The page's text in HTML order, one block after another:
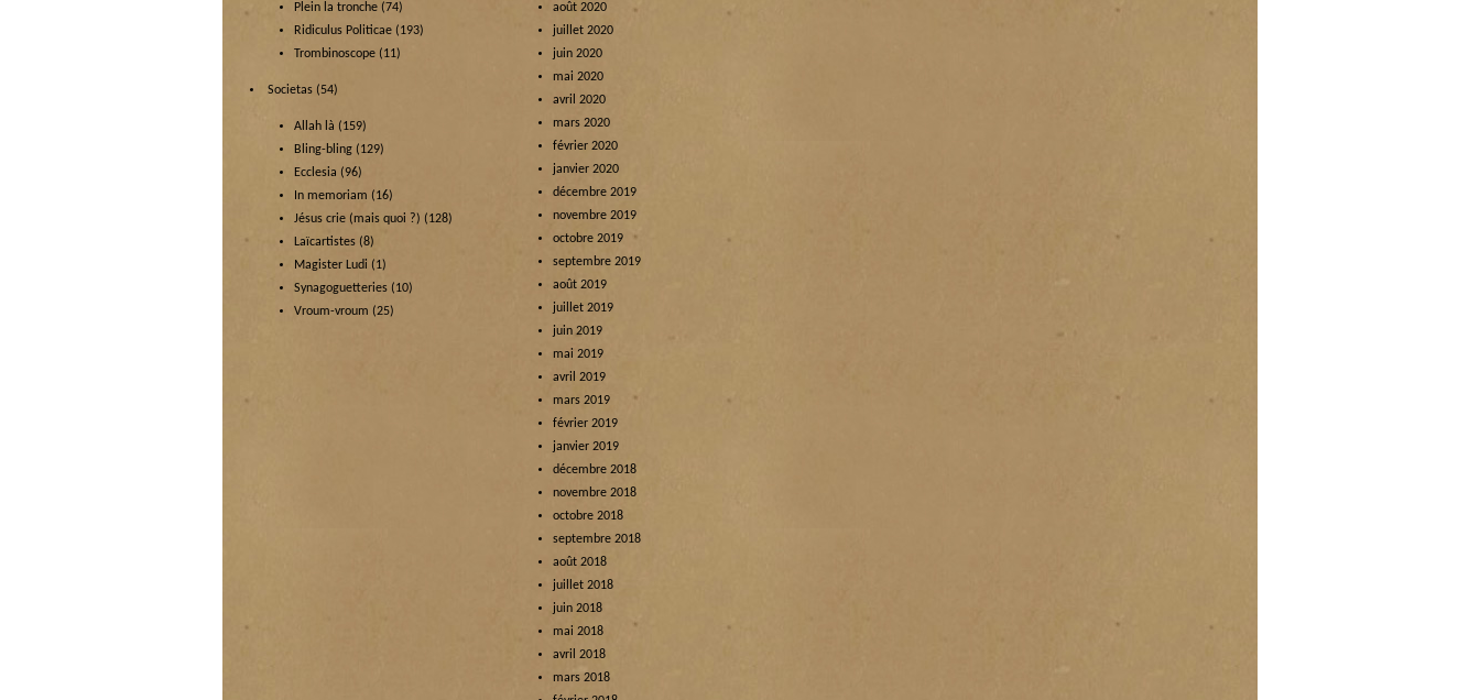
Plein la tronche (74)
Ridiculus Politicae (193)
Trombinoscope (11)
Societas (54)
Allah là (159)
Bling-bling (129)
Ecclesia (96)
In memoriam (16)
Jésus crie (mais quoi ?) (128)
Laïcartistes (8)
Magister Ludi (1)
Synagoguetteries (10)
Vroum-vroum (25)
août 2020
juillet 2020
juin 2020
mai 2020
avril 2020
mars 2020
février 2020
janvier 2020
décembre 2019
novembre 2019
octobre 2019
septembre 2019
août 2019
juillet 2019
juin 2019
mai 2019
avril 2019
mars 2019
février 2019
janvier 2019
décembre 2018
novembre 2018
octobre 2018
septembre 2018
août 2018
juillet 2018
juin 2018
mai 2018
avril 2018
mars 2018